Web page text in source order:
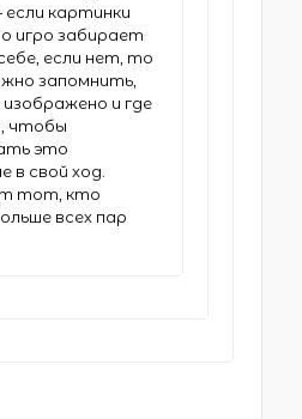
картинки
игро забирает
если нет, то
запомнить,
и где
чтобы
это
в свой ход.
тот, кто
всех пар